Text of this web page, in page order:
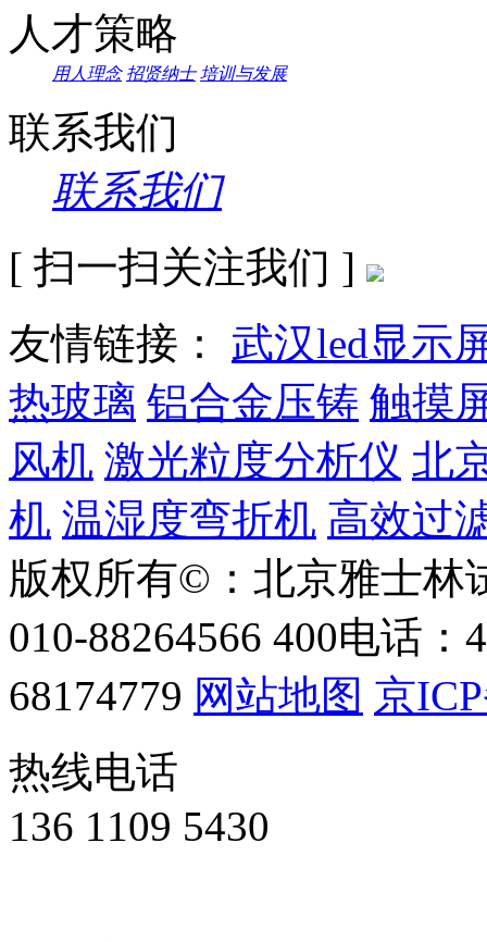
人才策略
用人理念 招贤纳士 培训与发展
联系我们
联系我们
[ 扫一扫关注我们 ]
友情链接：
武汉led显示
热玻璃 铝合金压铸 触摸
风机 激光粒度分析仪 北
机 温湿度弯折机 高效过
版权所有©：北京雅士林
010-88264566 400电话：
68174779 网站地图 京
热线电话
136 1109 5430